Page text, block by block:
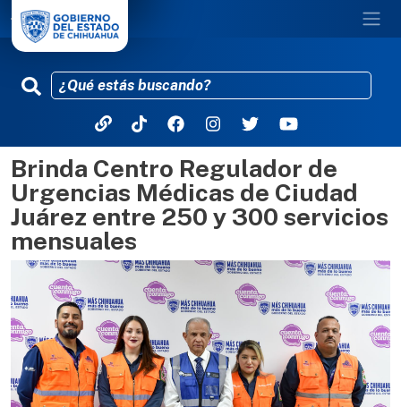
Pasar al contenido principal
Brinda Centro Regulador de
Urgencias Médicas de Ciudad
Juárez entre 250 y 300 servicios
mensuales